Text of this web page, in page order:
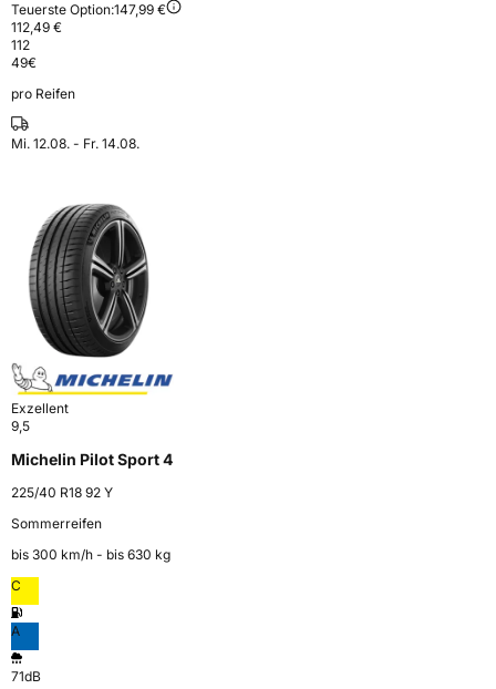
Teuerste Option:147,99 €
112,49 €
112
49€
pro Reifen
Mi. 12.08. - Fr. 14.08.
Exzellent
9,5
Michelin Pilot Sport 4
225/40 R18 92 Y
Sommerreifen
bis 300 km⁠/⁠h - bis 630 kg
C
A
71dB